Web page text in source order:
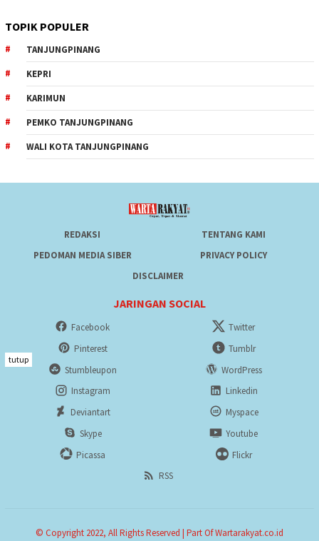
TOPIK POPULER
TANJUNGPINANG
KEPRI
KARIMUN
PEMKO TANJUNGPINANG
WALI KOTA TANJUNGPINANG
REDAKSI
TENTANG KAMI
PEDOMAN MEDIA SIBER
PRIVACY POLICY
DISCLAIMER
JARINGAN SOCIAL
Facebook
Twitter
Pinterest
Tumblr
Stumbleupon
WordPress
Instagram
Linkedin
Deviantart
Myspace
Skype
Youtube
Picassa
Flickr
RSS
© Copyright 2022, All Rights Reserved | Part Of Wartarakyat.co.id
tutup